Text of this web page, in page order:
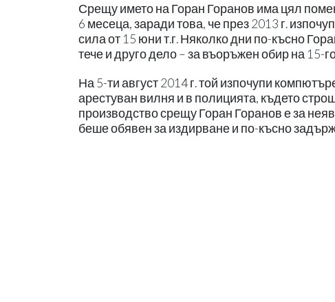
Срещу името на Горан Горанов има цял
6 месеца, заради това, че през 2013 г.
сила от 15 юни т.г. Няколко дни по-късно
тече и друго дело – за въоръжен обир на 15-
На 5-ти август 2014 г. той изпочупи
арестуван вилня и в полицията, където
производство срещу Горан Горанов е за
беше обявен за издирване и по-късно